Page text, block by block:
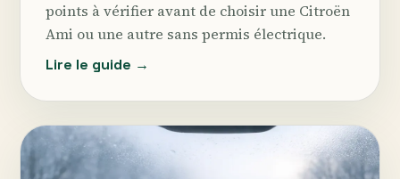
points à vérifier avant de choisir une Citroën
Ami ou une autre sans permis électrique.
Lire le guide →